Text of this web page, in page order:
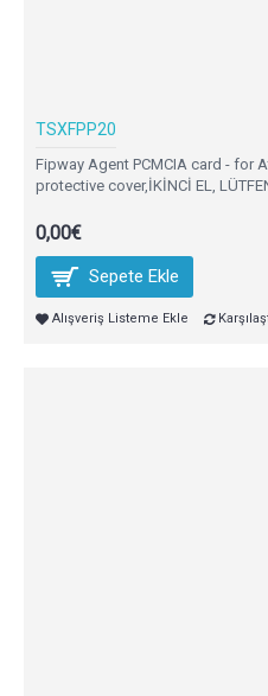
TSXFPP20
Fipway Agent PCMCIA card - for
protective cover,İKİNCİ EL, LÜTFEN
0,00€
Sepete Ekle
Alışveriş Listeme Ekle